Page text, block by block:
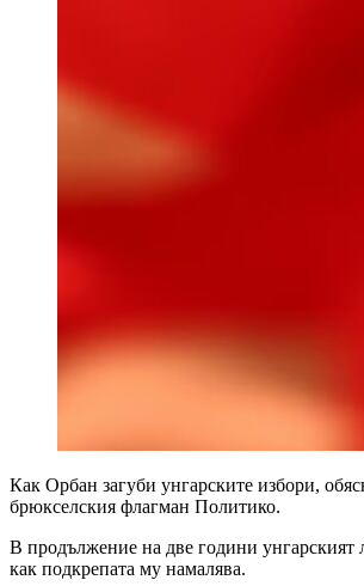
Как Орбан загуби унгарските избори,
брюкселския флагман Политико.
В продължение на две години унгарският
как подкрепата му намалява.